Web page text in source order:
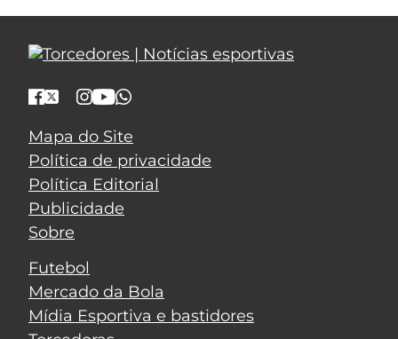
Mapa do Site
Política de privacidade
Política Editorial
Publicidade
Sobre
Futebol
Mercado da Bola
Mídia Esportiva e bastidores